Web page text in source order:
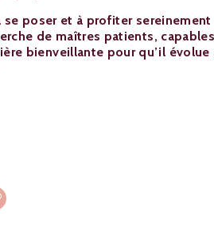
se poser et à profiter sereinement
de maîtres patients,
bienveillante pour qu’il évolue